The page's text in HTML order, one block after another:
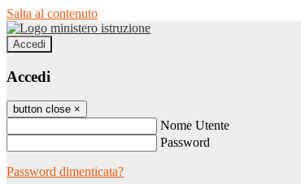
Salta al contenuto
Accedi
Accedi
button close ×
Nome Utente
Password
Password dimenticata?